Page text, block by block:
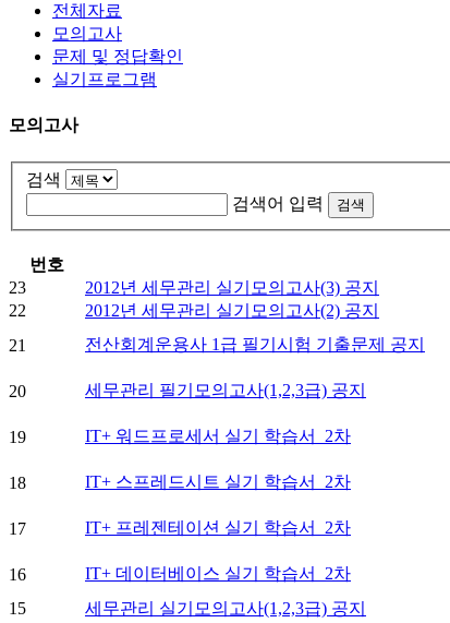
전체자료
모의고사
문제 및 정답확인
실기프로그램
모의고사
검색
검색어 입력
번호
23
2012년 세무관리 실기모의고사(3) 공지
22
2012년 세무관리 실기모의고사(2) 공지
21
전산회계운용사 1급 필기시험 기출문제 공지
20 세무관리 필기모의고사(1,2,3급) 공지
19 IT+ 워드프로세서 실기 학습서_2차
18 IT+ 스프레드시트 실기 학습서_2차
17 IT+ 프레젠테이션 실기 학습서_2차
16 IT+ 데이터베이스 실기 학습서_2차
15
세무관리 실기모의고사(1,2,3급) 공지